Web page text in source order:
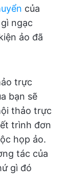
của
ngạc
ảo đã
trực
bạn sẽ
thảo trực
trình đơn
họp ảo.
tác của
gì đó